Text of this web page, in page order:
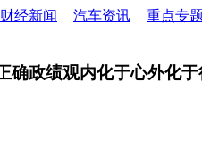
财经新闻 汽车资讯 重点专题
确政绩观内化于心外化